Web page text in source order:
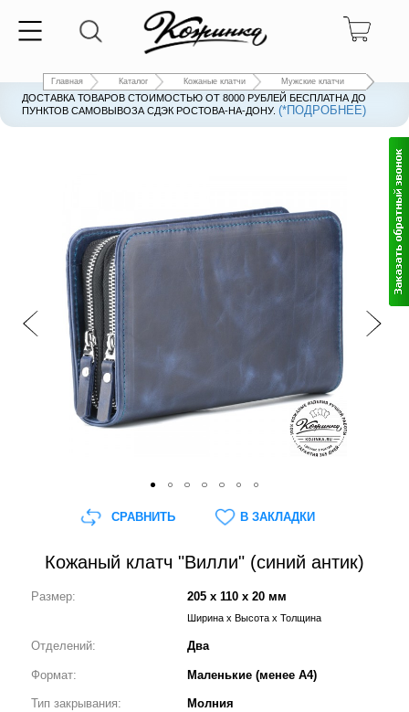
Главная Каталог Кожаные клатчи Мужские клатчи
ДОСТАВКА ТОВАРОВ СТОИМОСТЬЮ ОТ 8000 РУБЛЕЙ БЕСПЛАТНА ДО
ПУНКТОВ САМОВЫВОЗА СДЭК РОСТОВА-НА-ДОНУ.(*ПОДРОБНЕЕ)
Кожаный клатч "Вилли" (синий антик)
Размер: 205 x 110 x 20 мм
Ширина x Высота x Толщина
Отделений: Два
Формат: Маленькие (менее А4)
Тип закрывания: Молния
СРАВНИТЬ В ЗАКЛАДКИ